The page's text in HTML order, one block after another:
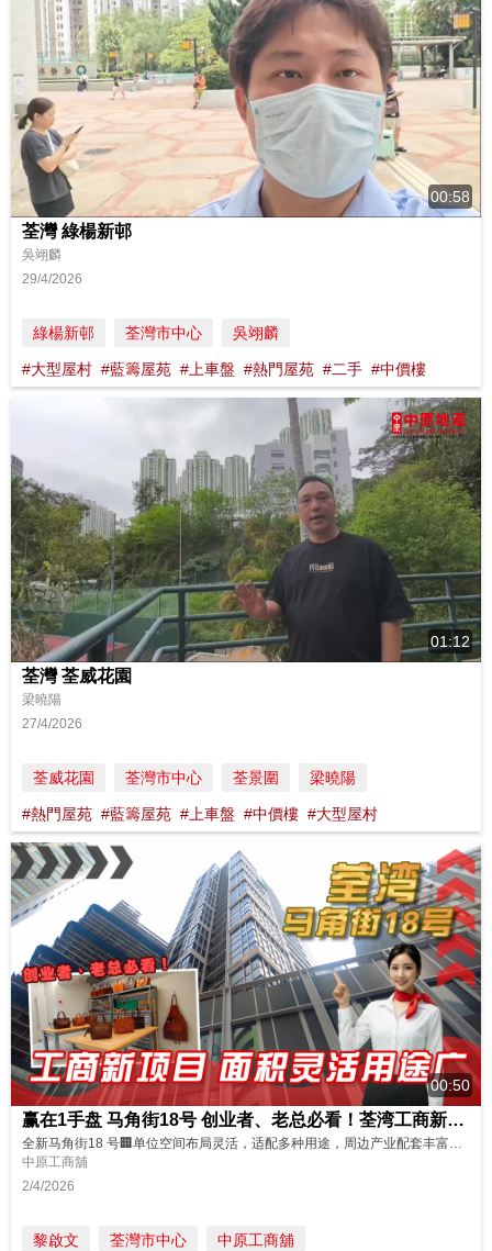
00:58
荃灣 綠楊新邨
吳翊麟
29/4/2026
綠楊新邨 荃灣市中心 吳翊麟
#大型屋村 #藍籌屋苑 #上車盤 #熱門屋苑 #二手 #中價樓
01:12
荃灣 荃威花園
梁曉陽
27/4/2026
荃威花園 荃灣市中心 荃景圍 梁曉陽
#熱門屋苑 #藍籌屋苑 #上車盤 #中價樓 #大型屋村
00:50
赢在1手盘 马角街18号 创业者、老总必看！荃湾工商新项目 面积灵活用途广
全新马角街18 号🏢单位空间布局灵活，适配多种用途，周边产业配套丰富，无论是自用办公、轻型生产还是仓储用途，都具备良好适配性！快速带你参观这个全新工商项目，现正火热招商中🔥🔥老板们想进驻这里？马上联络我们吧！ 你心目中的理想工商物业有哪些关键要素？🤔欢迎留言分享你的具体需求，一起探讨合适的选择！ 更多笋盘立即点👇 https://oir.centanet.com/?logging=YT...
中原工商舖
2/4/2026
黎啟文 荃灣市中心 中原工商舖